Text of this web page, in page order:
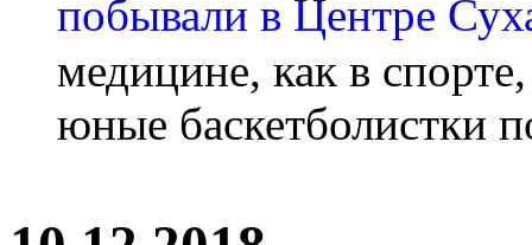
медицине, как в
юные баскетболистки